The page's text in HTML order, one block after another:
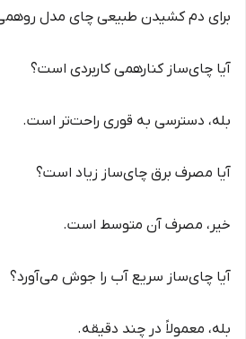
برای دم کشیدن طبیعی چای مدل
آیا چای‌ساز کنارهمی کاربردی است؟
بله، دسترسی به قوری راحت‌تر است.
آیا مصرف برق چای‌ساز زیاد است؟
خیر، مصرف آن متوسط است.
آیا چای‌ساز سریع آب را جوش می‌آورد؟
بله، معمولاً در چند دقیقه.